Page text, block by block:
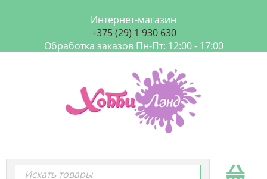
Интернет-магазин
+375 (29) 1 930 630
Обработка заказов Пн-Пт: 12:00 - 17:00